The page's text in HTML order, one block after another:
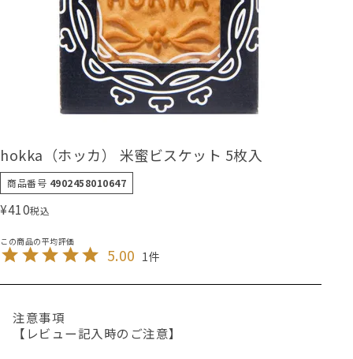
hokka（ホッカ） 米蜜ビスケット 5枚入
商品番号 4902458010647
¥410税込
5.00 1
注意事項
【レビュー記入時のご注意】